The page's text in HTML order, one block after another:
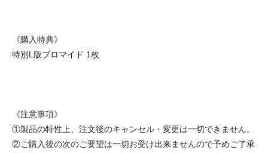
《購入特典》
特別L版ブロマイド 1枚
《注意事項》
①製品の特性上、注文後のキャンセル・変更は一切できません。
②ご購入後の次のご要望は一切お受け出来ませんので予めご了承